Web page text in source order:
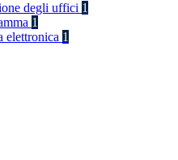
degli uffici 1
1
elettronica 1